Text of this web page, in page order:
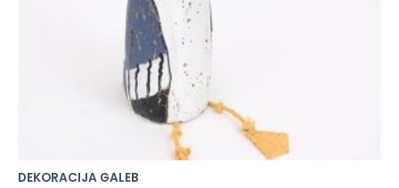
DEKORACIJA GALEB